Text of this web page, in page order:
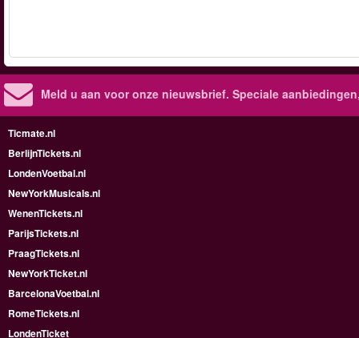
Meld u aan voor onze nieuwsbrief. Speciale
Ticmate.nl
BerlijnTickets.nl
LondenVoetbal.nl
NewYorkMusicals.nl
WenenTickets.nl
ParijsTickets.nl
PraagTickets.nl
NewYorkTicket.nl
BarcelonaVoetbal.nl
RomeTickets.nl
LondenTicket